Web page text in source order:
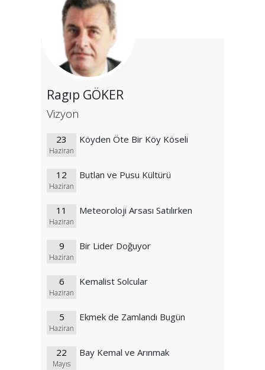
Ragıp GÖKER
Vizyon
23
Haziran
Köyden Öte Bir Köy Köseli
12
Haziran
Butlan ve Pusu Kültürü
11
Haziran
Meteoroloji Arsası Satılırken
9
Haziran
Bir Lider Doğuyor
6
Haziran
Kemalist Solcular
5
Haziran
Ekmek de Zamlandı Bugün
22
Mayıs
Bay Kemal ve Arınmak